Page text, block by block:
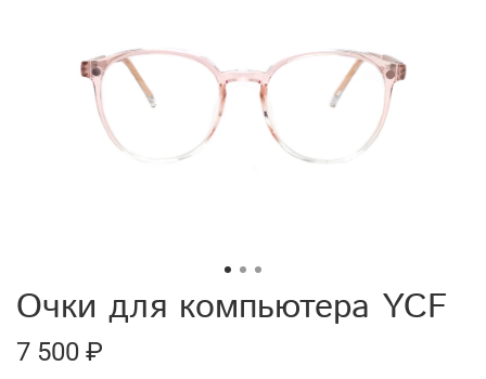
Очки для компьютера YCF
7 500 ₽